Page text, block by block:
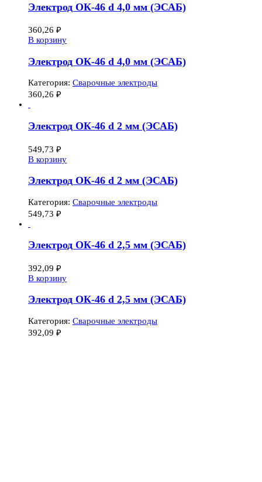
Электрод ОК-46 d 4,0 мм (ЭСАБ)
360,26 ₽
В корзину
Электрод ОК-46 d 4,0 мм (ЭСАБ)
Категория: Сварочные электроды
360,26 ₽
Электрод ОК-46 d 2 мм (ЭСАБ)
549,73 ₽
В корзину
Электрод ОК-46 d 2 мм (ЭСАБ)
Категория: Сварочные электроды
549,73 ₽
Электрод ОК-46 d 2,5 мм (ЭСАБ)
392,09 ₽
В корзину
Электрод ОК-46 d 2,5 мм (ЭСАБ)
Категория: Сварочные электроды
392,09 ₽